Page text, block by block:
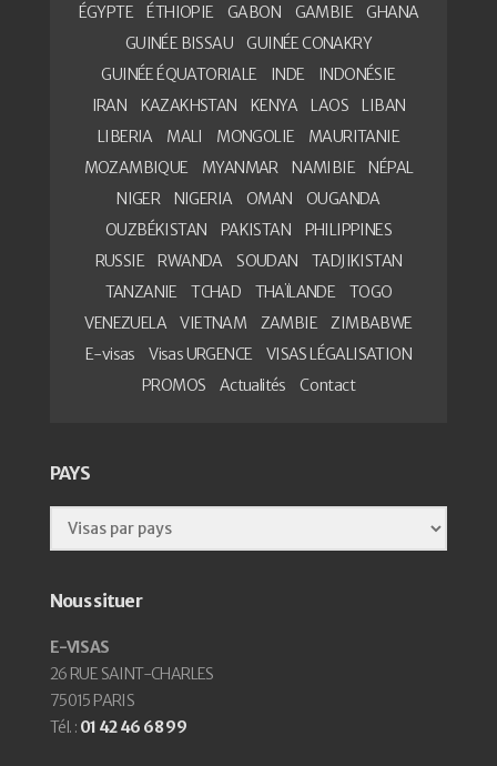
ÉGYPTE
ÉTHIOPIE GABON GAMBIE
GHANA
GUINÉE BISSAU
GUINÉE CONAKRY
GUINÉE ÉQUATORIALE
INDE
INDONÉSIE
IRAN
KAZAKHSTAN KENYA LAOS
LIBAN
LIBERIA
MALI MONGOLIE
MAURITANIE
MOZAMBIQUE
MYANMAR NAMIBIE
NÉPAL
NIGER
NIGERIA OMAN
OUGANDA
OUZBÉKISTAN
PAKISTAN
PHILIPPINES
RUSSIE
RWANDA SOUDAN
TADJIKISTAN
TANZANIE
TCHAD THAÏLANDE
TOGO
VENEZUELA
VIETNAM ZAMBIE
ZIMBABWE
E-visas
Visas URGENCE
VISAS LÉGALISATION
PROMOS
Actualités Contact
PAYS
Nous situer
E-VISAS
26 RUE SAINT-CHARLES
75015 PARIS
Tél. : 01 42 46 68 99